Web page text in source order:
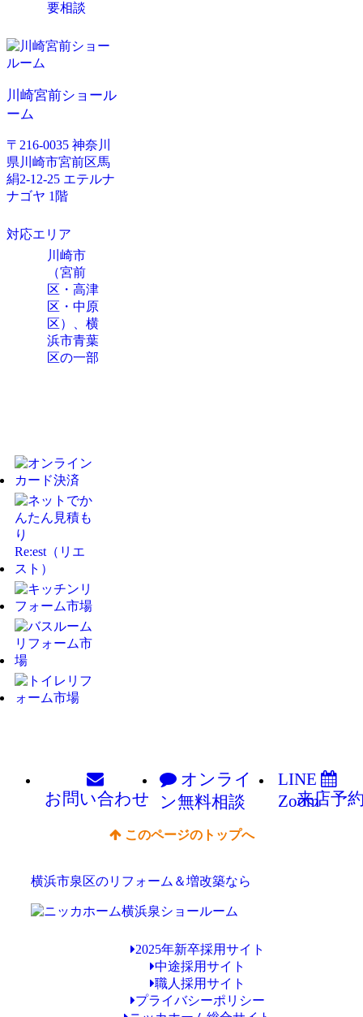
要相談
川崎宮前ショール
ーム
〒216-0035 神奈川
県川崎市宮前区馬
絹2-12-25 エテルナ
ナゴヤ 1階
対応エリア
川崎市
（宮前
区・高津
区・中原
区）、横
浜市青葉
区の一部
お問い合わせ
オンライ
ン無料相談
LINE
Zoom
来店予
このページのトップへ
横浜市泉区のリフォーム＆増改築なら
2025年新卒採用サイト
中途採用サイト
職人採用サイト
プライバシーポリシー